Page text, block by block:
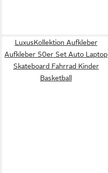
LuxusKollektion Aufkleber
Aufkleber 50er Set Auto Laptop
Skateboard Fahrrad Kinder
Basketball